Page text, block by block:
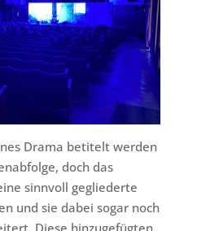
Drama betitelt werden
doch das
sinnvoll gegliederte
und sie dabei sogar noch
Diese hinzugefügten